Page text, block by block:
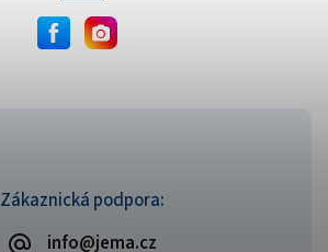
Zákaznická podpora:
info@jema.cz